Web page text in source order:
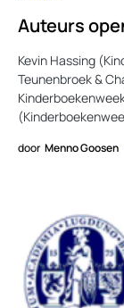
Auteurs
Kevin Hassing
Teunenbroek &
door Menno Goosen